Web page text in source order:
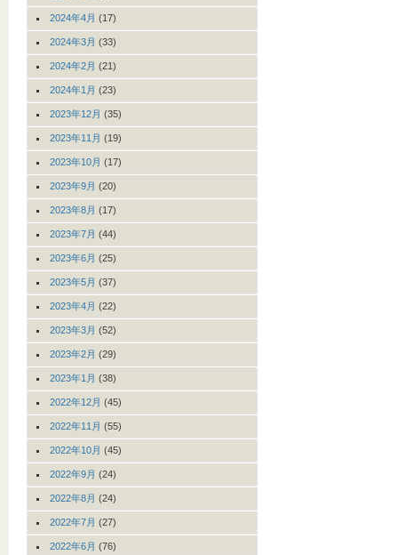
2024年4月 (17)
2024年3月 (33)
2024年2月 (21)
2024年1月 (23)
2023年12月 (35)
2023年11月 (19)
2023年10月 (17)
2023年9月 (20)
2023年8月 (17)
2023年7月 (44)
2023年6月 (25)
2023年5月 (37)
2023年4月 (22)
2023年3月 (52)
2023年2月 (29)
2023年1月 (38)
2022年12月 (45)
2022年11月 (55)
2022年10月 (45)
2022年9月 (24)
2022年8月 (24)
2022年7月 (27)
2022年6月 (76)